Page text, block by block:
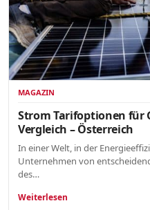
MAGAZIN
Strom Tarifoptionen für
Vergleich – Österreich
In einer Welt, in der
Unternehmen von
des…
Weiterlesen